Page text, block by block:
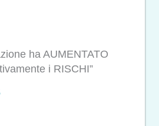
ha AUMENTATO
i RISCHI”